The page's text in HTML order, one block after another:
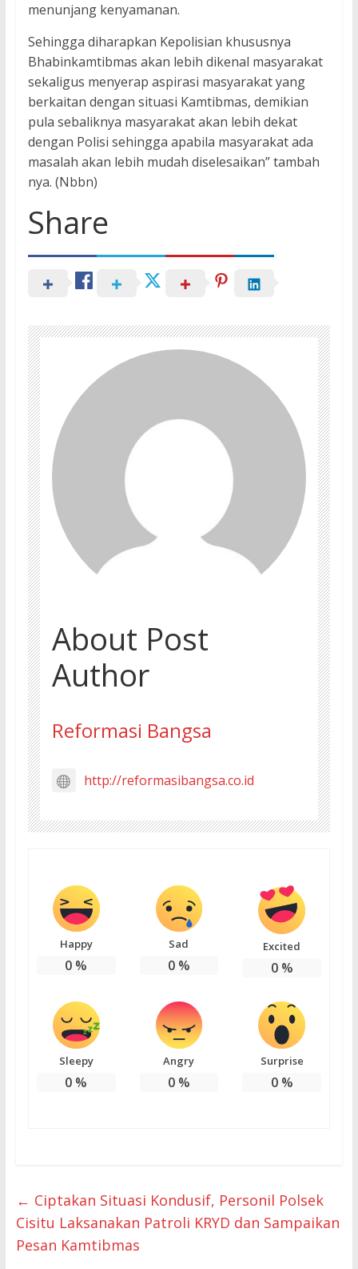
menunjang kenyamanan.
Sehingga diharapkan Kepolisian khususnya
Bhabinkamtibmas akan lebih dikenal masyarakat
sekaligus menyerap aspirasi masyarakat yang
berkaitan dengan situasi Kamtibmas, demikian
pula sebaliknya masyarakat akan lebih dekat
dengan Polisi sehingga apabila masyarakat ada
masalah akan lebih mudah diselesaikan” tambah
nya. (Nbbn)
Share
About Post
Author
Reformasi Bangsa
http://reformasibangsa.co.id
Happy
0 %
Sad
0%
Excited
0%
Sleepy
0 %
Angry
0%
Surprise
0%
← Ciptakan Situasi Kondusif, Personil Polsek
Cisitu Laksanakan Patroli KRYD dan Sampaikan
Pesan Kamtibmas